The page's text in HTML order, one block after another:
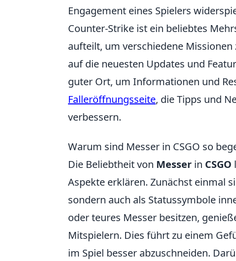
Engagement eines Spielers
Counter-Strike ist ein beliebtes
aufteilt, um verschiedene
auf die neuesten Updates und
guter Ort, um Informationen und
Falleröffnungsseite, die Tipps und
verbessern.
Warum sind Messer in CSGO so
Die Beliebtheit von Messer in CSGO
Aspekte erklären. Zunächst einmal
sondern auch als Statussymbole
oder teures Messer besitzen,
Mitspielern. Dies führt zu einem
im Spiel besser abzuschneiden.